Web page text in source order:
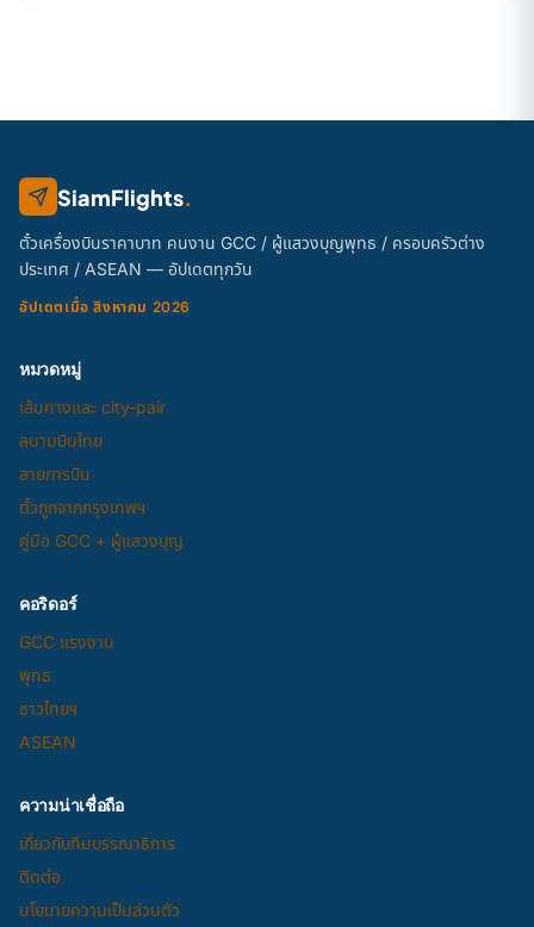
SiamFlights.
ตั๋วเครื่องบินราคาบาท คนงาน GCC / ผู้แสวงบุญพุทธ / ครอบครัวต่าง
ประเทศ / ASEAN — อัปเดตทุกวัน
อัปเดตเมื่อ สิงหาคม 2026
หมวดหมู่
เส้นทางและ city-pair
สนามบินไทย
สายการบิน
ตั๋วถูกจากกรุงเทพฯ
คู่มือ GCC + ผู้แสวงบุญ
คอริดอร์
GCC แรงงาน
พุทธ
ชาวไทยฯ
ASEAN
ความน่าเชื่อถือ
เกี่ยวกับทีมบรรณาธิการ
ติดต่อ
นโยบายความเป็นส่วนตัว